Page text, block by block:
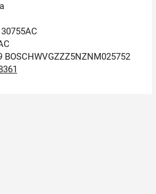
BOSCHWVGZZZ5NZNM025752